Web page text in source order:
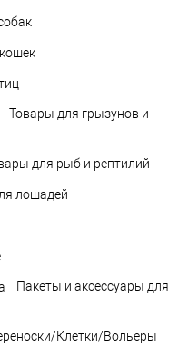
Товары для грызунов и
для рыб и рептилий
лошадей
Пакеты и аксессуары для
Клетки/Вольеры